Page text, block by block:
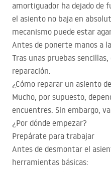
amortiguador ha dejado de
el asiento no baja en
mecanismo puede estar
Antes de ponerte manos a
Tras unas pruebas
reparación.
¿Cómo reparar un asiento
Mucho, por supuesto,
encuentres. Sin embargo,
¿Por dónde empezar?
Prepárate para trabajar
Antes de desmontar el
herramientas básicas: